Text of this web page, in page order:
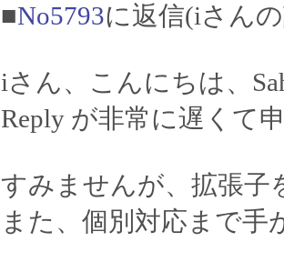
■No5793に返信(iさん
iさん、こんにちは、
Reply が非常に遅くて
すみませんが、拡張子
また、個別対応まで手